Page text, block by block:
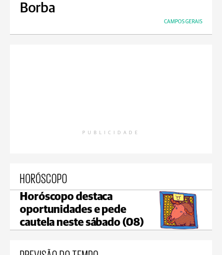
Borba
CAMPOS GERAIS
PUBLICIDADE
HORÓSCOPO
Horóscopo destaca
oportunidades e pede
cautela neste sábado (08)